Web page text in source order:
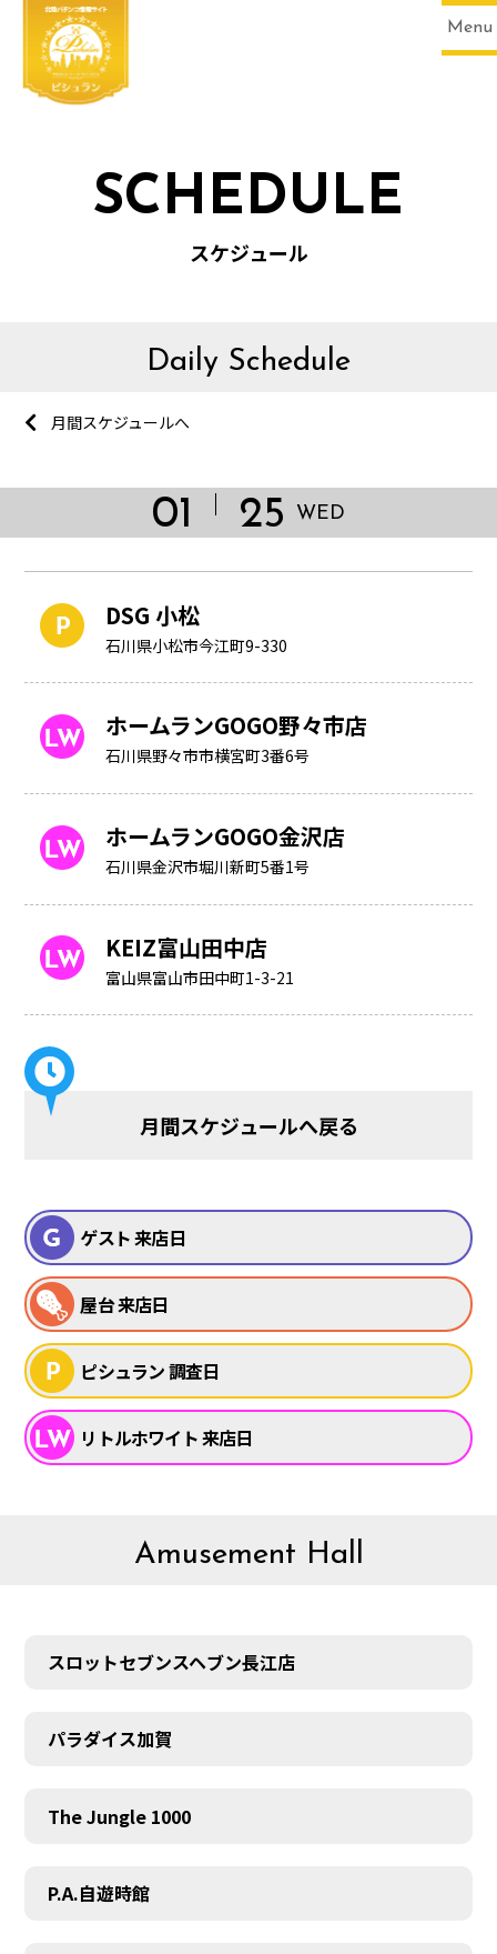
Menu
HOME
SCHEDULE
スケジュール
Daily Schedule
月間スケジュールへ
01 25 WED
DSG 小松
石川県小松市今江町9-330
ホームランGOGO野々市店
石川県野々市市横宮町3番6号
ホームランGOGO金沢店
石川県金沢市堀川新町5番1号
KEIZ富山田中店
富山県富山市田中町1-3-21
月間スケジュールへ戻る
ゲスト 来店日
屋台 来店日
ピシュラン 調査日
リトルホワイト 来店日
Amusement Hall
スロットセブンスヘブン長江店
パラダイス加賀
The Jungle 1000
P.A.自遊時館